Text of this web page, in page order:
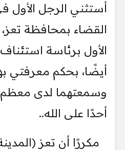
أستثني الرجل الأول
القضاء بمحافظة
الأول برئاسة
أيضًا، بحكم معرفتي
وسمعتهما لدى معظم
أحدًا على الله..
​مكررًا أن تعز